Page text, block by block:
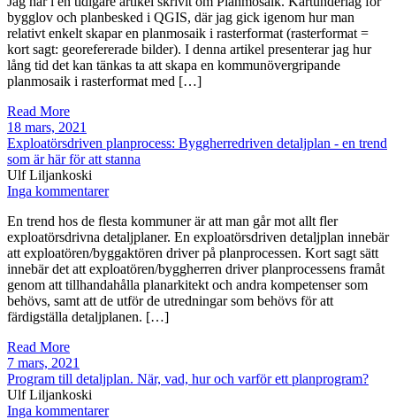
bygglov och planbesked i QGIS, där jag gick igenom hur man
relativt enkelt skapar en planmosaik i rasterformat (rasterformat =
kort sagt: georefererade bilder). I denna artikel presenterar jag hur
lång tid det kan tänkas ta att skapa en kommunövergripande
planmosaik i rasterformat med […]
Read More
18 mars, 2021
Exploatörsdriven planprocess: Byggherredriven detaljplan - en trend
som är här för att stanna
Ulf Liljankoski
Inga kommentarer
En trend hos de flesta kommuner är att man går mot allt fler
exploatörsdrivna detaljplaner. En exploatörsdriven detaljplan innebär
att exploatören/byggaktören driver på planprocessen. Kort sagt sätt
innebär det att exploatören/byggherren driver planprocessens framåt
genom att tillhandahålla planarkitekt och andra kompetenser som
behövs, samt att de utför de utredningar som behövs för att
färdigställa detaljplanen. […]
Read More
7 mars, 2021
Program till detaljplan. När, vad, hur och varför ett planprogram?
Ulf Liljankoski
Inga kommentarer